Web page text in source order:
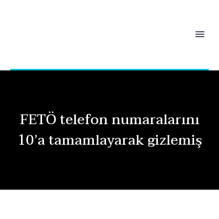
FETÖ telefon numaralarını
10’a tamamlayarak gizlemiş